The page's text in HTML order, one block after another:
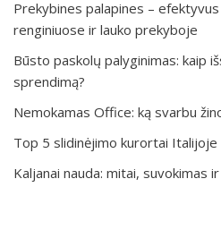
Prekybines palapines –
renginiuose ir lauko prekyboje
Būsto paskolų palyginimas: kaip
sprendimą?
Nemokamas Office: ką svarbu
Top 5 slidinėjimo kurortai Italijoje
Kaljanai nauda: mitai, suvokimas